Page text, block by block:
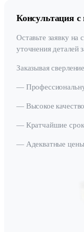
Консультация
Оставьте заявку
уточнения деталей
Заказывая
—
— Высокое
— Кратчайшие
— Адекватные цены